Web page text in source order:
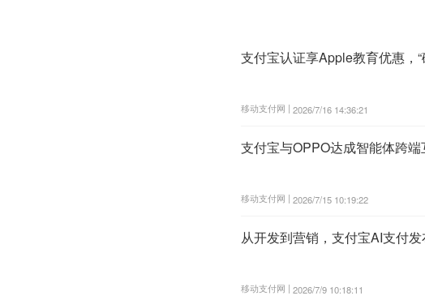
支付宝认证享Apple教育优惠，
移动支付网 | 2026/7/16 14:36:21
支付宝与OPPO达成智能体跨
移动支付网 | 2026/7/15 10:19:22
从开发到营销，支付宝AI支付
移动支付网 | 2026/7/9 10:18:11